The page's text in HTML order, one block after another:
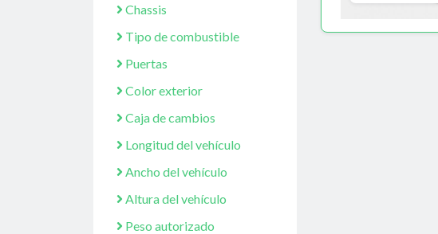
Chassis
Tipo de combustible
Puertas
Color exterior
Caja de cambios
Longitud del vehículo
Ancho del vehículo
Altura del vehículo
Peso autorizado